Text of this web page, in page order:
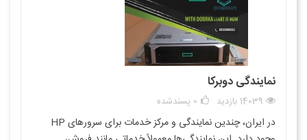
نمایندگی دوبرکا
14039 بازدید 0 پسندشده
در ایران، چندین نمایندگی و مرکز خدمات برای سرورهای HP